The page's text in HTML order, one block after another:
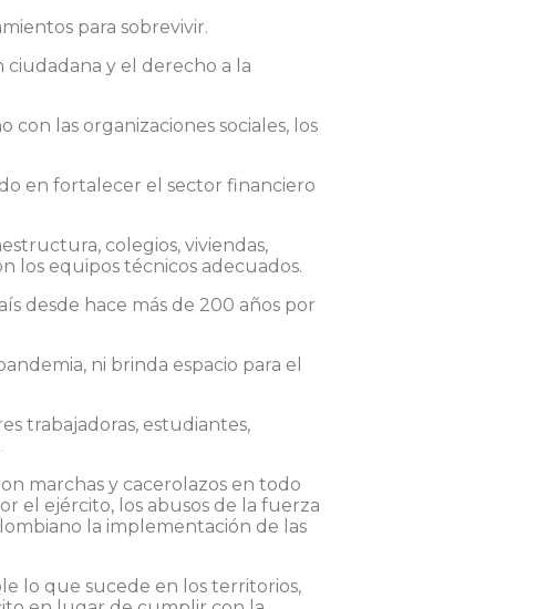
para sobrevivir.
ciudadana y el derecho a la
con las organizaciones sociales, los
en fortalecer el sector financiero
colegios, viviendas,
los equipos técnicos adecuados.
desde hace más de 200 años por
ni brinda espacio para el
trabajadoras, estudiantes,
marchas y cacerolazos en todo
el ejército, los abusos de la fuerza
la implementación de las
lo que sucede en los territorios,